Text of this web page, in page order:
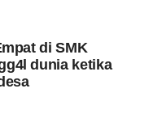
di SMK
dunia ketika